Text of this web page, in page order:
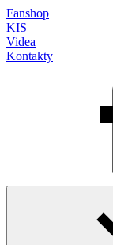
Fanshop
KIS
Videa
Kontakty